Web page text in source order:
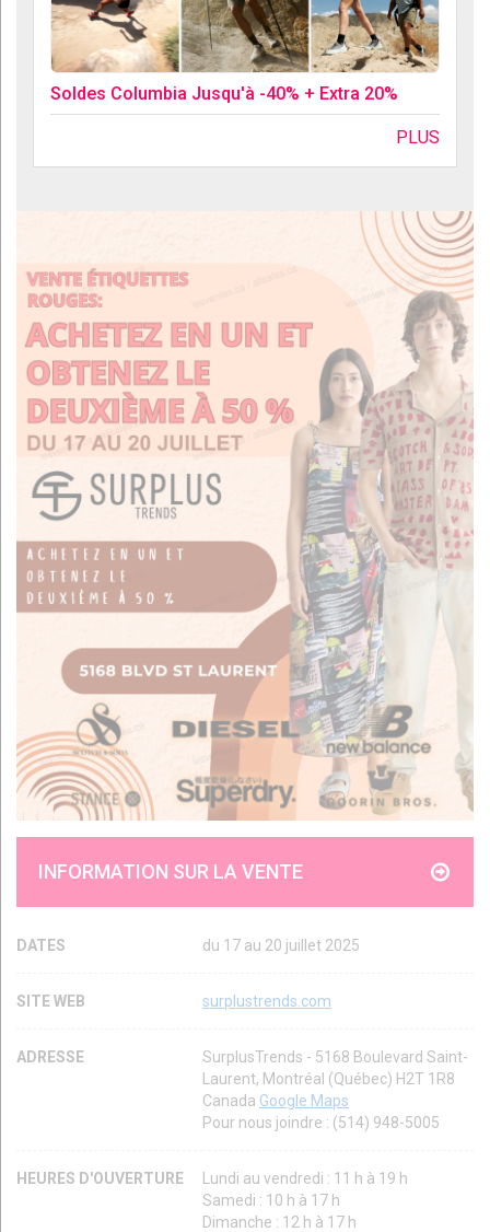
Soldes Columbia Jusqu'à -40% + Extra 20%
PLUS
INFORMATION SUR LA VENTE
DATES du 17 au 20 juillet 2025
SITE WEB surplustrends.com
ADRESSE
SurplusTrends - 5168 Boulevard Saint-
Laurent, Montréal (Québec) H2T 1R8
Canada Google Maps
Pour nous joindre : (514) 948-5005
HEURES D'OUVERTURE
Lundi au vendredi : 11 h à 19 h
Samedi : 10 h à 17 h
Dimanche : 12 h à 17 h